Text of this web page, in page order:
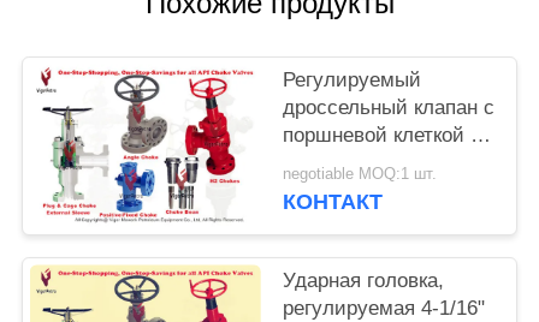
Регулируемый
дроссельный клапан с
поршневой клеткой и
внешней гильзой,
вход и выход пара 3"
negotiable MOQ:1 шт.
КОНТАКТ
Ударная головка,
регулируемая 4-1/16"